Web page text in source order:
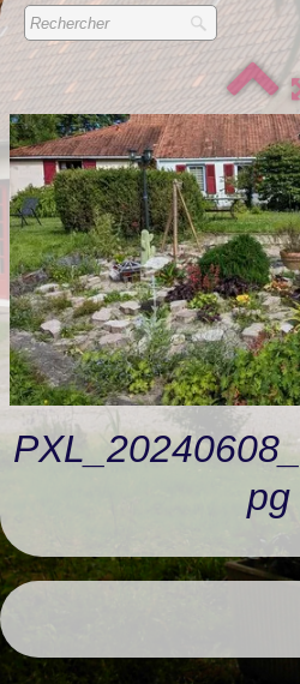
CONTACT &
LES +
LIVRE
Pg